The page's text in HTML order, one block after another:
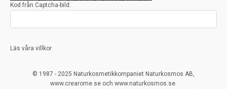
Kod från Captcha-bild:
Läs våra villkor
© 1987 - 2025 Naturkosmetikkompaniet Naturkosmos AB,
www.crearome.se och www.naturkosmos.se.